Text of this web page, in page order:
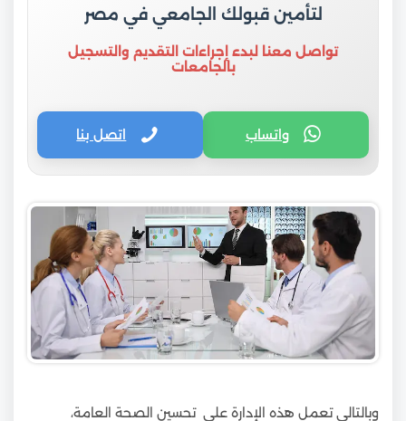
لتأمين قبولك الجامعي في مصر
تواصل معنا لبدء إجراءات التقديم والتسجيل
بالجامعات
واتساب اتصل بنا
وبالتالي تعمل هذه الإدارة على تحسين الصحة العامة،